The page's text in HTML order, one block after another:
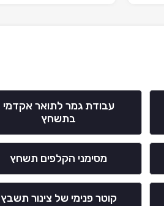
עבודת גמר לתואר אקדמי
בתשחץ
מסימני הקלפים תשחץ
קוטר פנימי של צינור תשבץ